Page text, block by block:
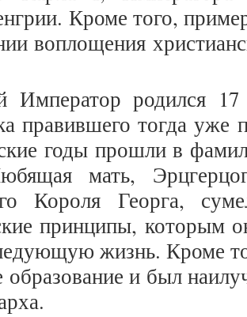
Кроме того,
воплощения
Император родился 17
правившего тогда
годы прошли в
мать,
Короля Георга,
принципы, которым
жизнь. Кроме
образование и был